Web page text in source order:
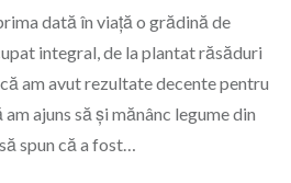
dată în viață o grădină de
integral, de la plantat răsăduri
am avut rezultate decente pentru
ajuns să și mănânc legume din
spun că a fost…